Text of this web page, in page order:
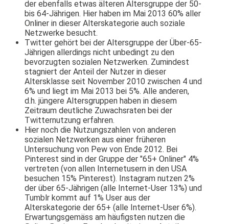
der ebenfalls etwas älteren Altersgruppe der 50-
bis 64-Jährigen. Hier haben im Mai 2013 60% aller
Onliner in dieser Alterskategorie auch soziale
Netzwerke besucht.
Twitter gehört bei der Altersgruppe der Über-65-
Jährigen allerdings nicht unbedingt zu den
bevorzugten sozialen Netzwerken. Zumindest
stagniert der Anteil der Nutzer in dieser
Altersklasse seit November 2010 zwischen 4 und
6% und liegt im Mai 2013 bei 5%. Alle anderen,
d.h. jüngere Altersgruppen haben in diesem
Zeitraum deutliche Zuwachsraten bei der
Twitternutzung erfahren.
Hier noch die Nutzungszahlen von anderen
sozialen Netzwerken aus einer früheren
Untersuchung von Pew von Ende 2012. Bei
Pinterest sind in der Gruppe der "65+ Onliner" 4%
vertreten (von allen Internetusern in den USA
besuchen 15% Pinterest). Instagram nutzen 2%
der über 65-Jährigen (alle Internet-User 13%) und
Tumblr kommt auf 1% User aus der
Alterskategorie der 65+ (alle Internet-User 6%).
Erwartungsgemäss am häufigsten nutzen die